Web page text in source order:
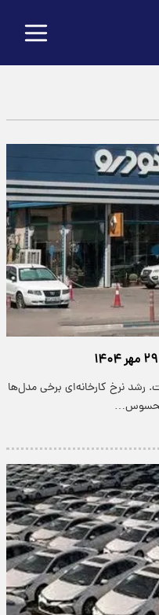
۱۴۰۴ افزایش یافت. رشد نرخ کارخانه‌ای برخی مدل‌ها
محسوس…